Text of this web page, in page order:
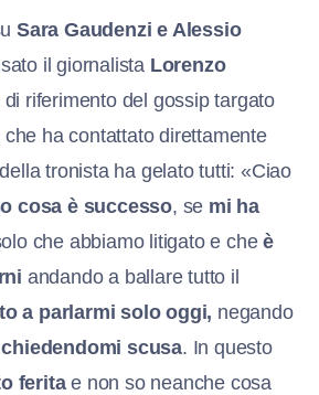
Sara Gaudenzi e Alessio
il giornalista Lorenzo
di riferimento del gossip targato
che ha contattato direttamente
tronista ha gelato tutti: «Ciao
cosa è successo, se mi ha
che abbiamo litigato e cheè
andando a ballare tutto il
a parlarmi solo oggi, negando
chiedendomi scusa. In questo
feritae non so neanche cosa